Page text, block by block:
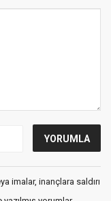
imalar, inançlara saldırı